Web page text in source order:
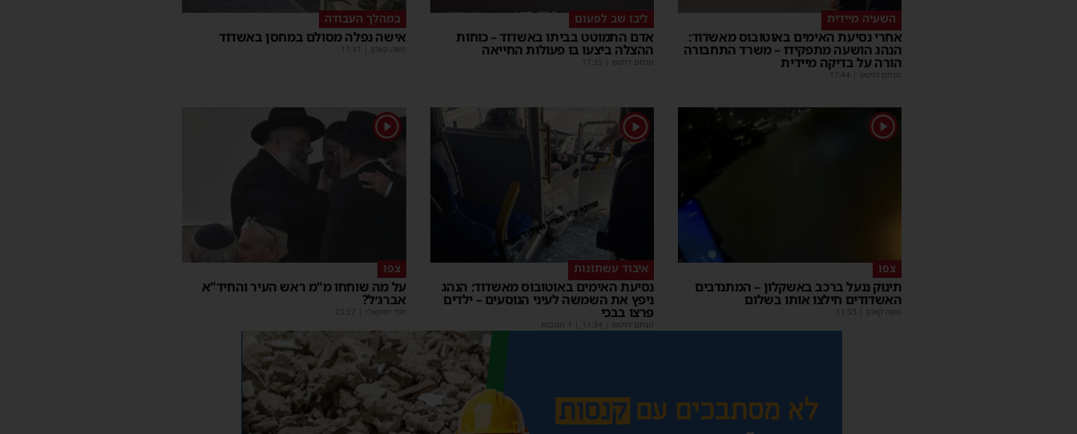
השעיה מיידית
אחרי נסיעת האימים באוטובוס מאשדוד:
הנהג הושעה מתפקידו – משרד התחבורה
הורה על בדיקה מיידית
מנחם דויטש 17:44
ליבו שב לפעום
אדם התמוטט בביתו באשדוד – כוחות
ההצלה ביצעו בו פעולות החייאה
מנחם דויטש 17:35
במהלך העבודה
אישה נפלה מסולם במחסן באשדוד
משה קאהן 17:31
1
צפו
תינוק ננעל ברכב באשקלון – המתנדבים
האשדודים חילצו אותו בשלום
משה קאהן 11:53
1
איבוד עשתונות
נסיעת האימים באוטובוס מאשדוד: הנהג
ניפץ את השמשה לעיני הנוסעים – ילדים
פרצו בבכי
מנחם דויטש 11:34
1
צפו
על מה שוחחו מ"מ ראש העיר והחיד"א
אברג׳ל?
יוסי יחזקאלי 23:37